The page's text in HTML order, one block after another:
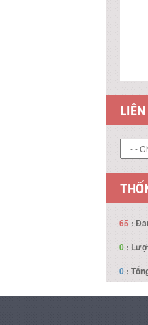
65 :
0 :
0 :